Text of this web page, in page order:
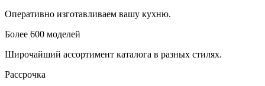
Оперативно изготавливаем вашу кухню.
Более 600 моделей
Широчайший ассортимент каталога в разных стилях.
Рассрочка